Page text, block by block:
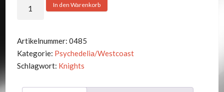
Don't
Need
You
In den Warenkorb
Artikelnummer: 0485
Kategorie: Psychedelia/Westcoast
Schlagwort: Knights